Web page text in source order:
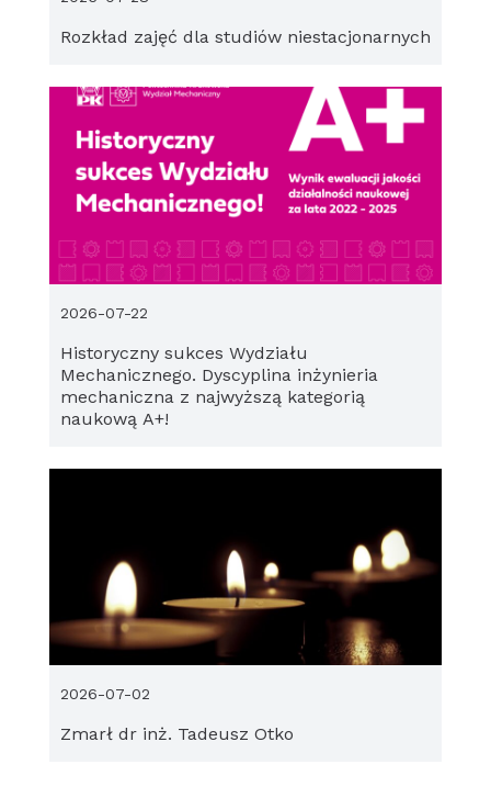
Rozkład zajęć dla studiów niestacjonarnych
Historyczny sukces Wydziału
Mechanicznego. Dyscyplina inżynieria
mechaniczna z najwyższą kategorią
naukową A+!
2026-07-22
Zmarł dr inż. Tadeusz Otko
2026-07-02